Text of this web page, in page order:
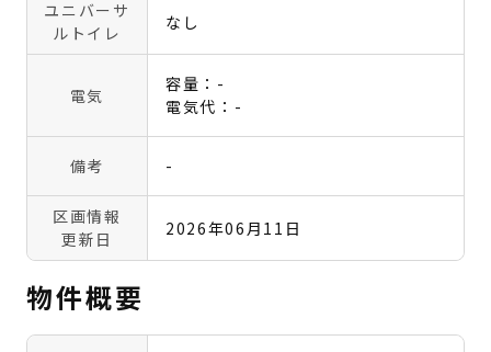
ユニバーサ
ルトイレ
なし
電気
容量：-
電気代：-
備考 -
区画情報
更新日
2026年06月11日
物件概要